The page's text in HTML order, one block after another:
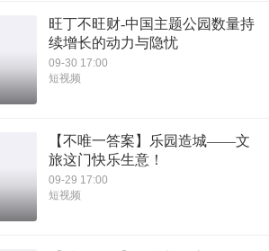
旺丁不旺财-中国主题公园数量持
续增长的动力与隐忧
09-30 17:00
短视频
【不唯一答案】乐园造城——文
旅这门快乐生意！
09-29 17:00
短视频